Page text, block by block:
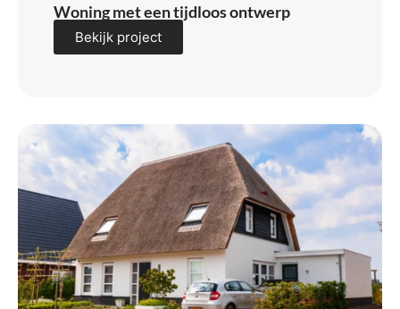
Woning met een tijdloos ontwerp
Bekijk project